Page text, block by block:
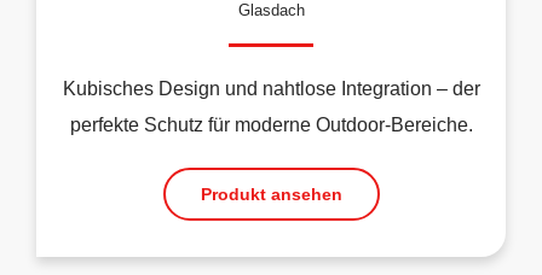
Glasdach
Kubisches Design und nahtlose Integration – der
perfekte Schutz für moderne Outdoor-Bereiche.
Produkt ansehen